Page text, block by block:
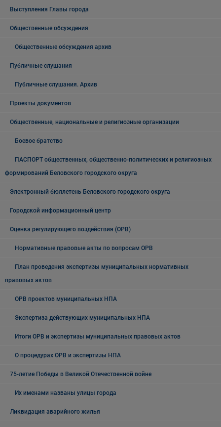
Выступления Главы города
Общественные обсуждения
Общественные обсуждения архив
Публичные слушания
Публичные слушания. Архив
Проекты документов
Общественные, национальные и религиозные организации
Боевое братство
ПАСПОРТ общественных, общественно-политических и религиозных
формирований Беловского городского округа
Электронный бюллетень Беловского городского округа
Городской информационный центр
Оценка регулирующего воздействия (ОРВ)
Нормативные правовые акты по вопросам ОРВ
План проведения экспертизы муниципальных нормативных
правовых актов
ОРВ проектов муниципальных НПА
Экспертиза действующих муниципальных НПА
Итоги ОРВ и экспертизы муниципальных правовых актов
О процедурах ОРВ и экспертизы НПА
75-летие Победы в Великой Отечественной войне
Их именами названы улицы города
Ликвидация аварийного жилья